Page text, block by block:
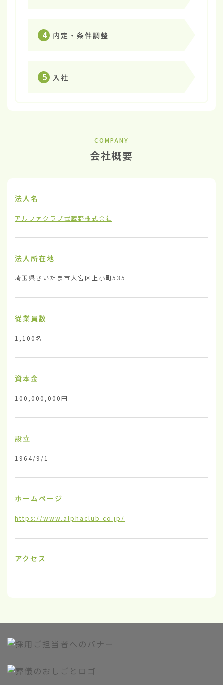
4 内定・条件調整
5 入社
COMPANY
会社概要
法人名
アルファクラブ武蔵野株式会社
法人所在地
埼玉県さいたま市大宮区上小町535
従業員数
1,100名
資本金
100,000,000円
設立
1964/9/1
ホームページ
https://www.alphaclub.co.jp/
アクセス
-